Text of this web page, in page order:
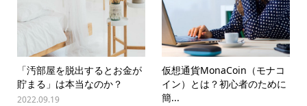
「汚部屋を脱出するとお金が
貯まる」は本当なのか？
2022.09.19
仮想通貨MonaCoin（モナコ
イン）とは？初心者のために
簡...